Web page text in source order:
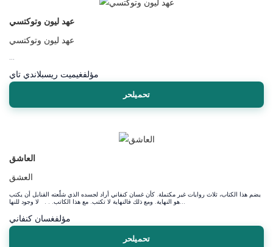
عهد ليون وتوكتسي
عهد ليون وتوكتسي
مؤلفغيميت ريسبلاندي تاي
تحميلحر
العاشق
العشق
يضم هذا الكتاب، ثلاث روايات غير مكتملة. كأن غسان كنفاني أراد لجسده الذي شلّعته القنابل أن يكتب
مؤلفغسان كنفاني
تحميلحر